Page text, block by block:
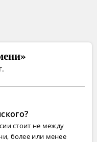
стоит не между
более или менее